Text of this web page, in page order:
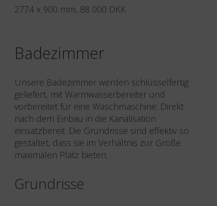
2774 x 900 mm, 88 000 DKK
Badezimmer
Unsere Badezimmer werden schlüsselfertig
geliefert, mit Warmwasserbereiter und
vorbereitet für eine Waschmaschine. Direkt
nach dem Einbau in die Kanalisation
einsatzbereit. Die Grundrisse sind effektiv so
gestaltet, dass sie im Verhältnis zur Größe
maximalen Platz bieten.
Grundrisse